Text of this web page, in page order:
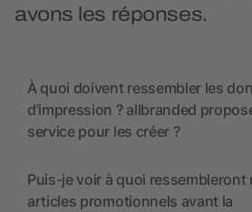
avons les réponses.
À quoi doivent ressembler les
d’impression ? allbranded
service pour les créer ?
Puis-je voir à quoi ressembleront
articles promotionnels avant la